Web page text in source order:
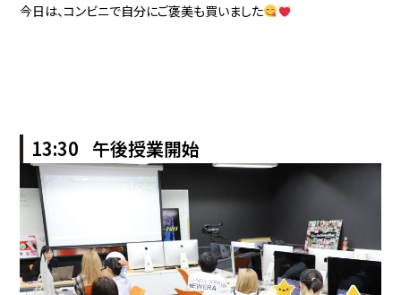
今日は、コンビニで自分にご褒美も買いました
13:30 午後授業開始